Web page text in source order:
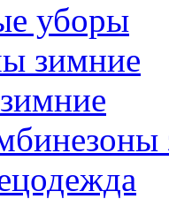
уборы
зимние